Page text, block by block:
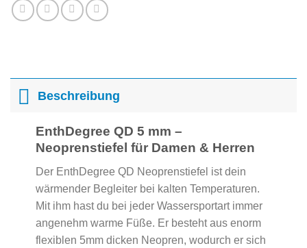
Beschreibung
EnthDegree QD 5 mm –
Neoprenstiefel für Damen & Herren
Der EnthDegree QD Neoprenstiefel ist dein
wärmender Begleiter bei kalten Temperaturen.
Mit ihm hast du bei jeder Wassersportart immer
angenehm warme Füße. Er besteht aus enorm
flexiblen 5mm dicken Neopren, wodurch er sich